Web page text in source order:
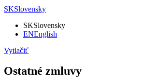
SKSlovensky
SKSlovensky
ENEnglish
Vytlačiť
Ostatné zmluvy